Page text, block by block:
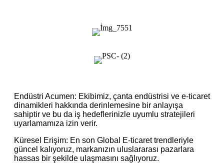
Endüstri Acumen: Ekibimiz, çanta endüstrisi ve e-ticaret
dinamikleri hakkında derinlemesine bir anlayışa
sahiptir ve bu da iş hedeflerinizle uyumlu stratejileri
uyarlamamıza izin verir.
Küresel Erişim: En son Global E-ticaret trendleriyle
güncel kalıyoruz, markanızın uluslararası pazarlara
hassas bir şekilde ulaşmasını sağlıyoruz.